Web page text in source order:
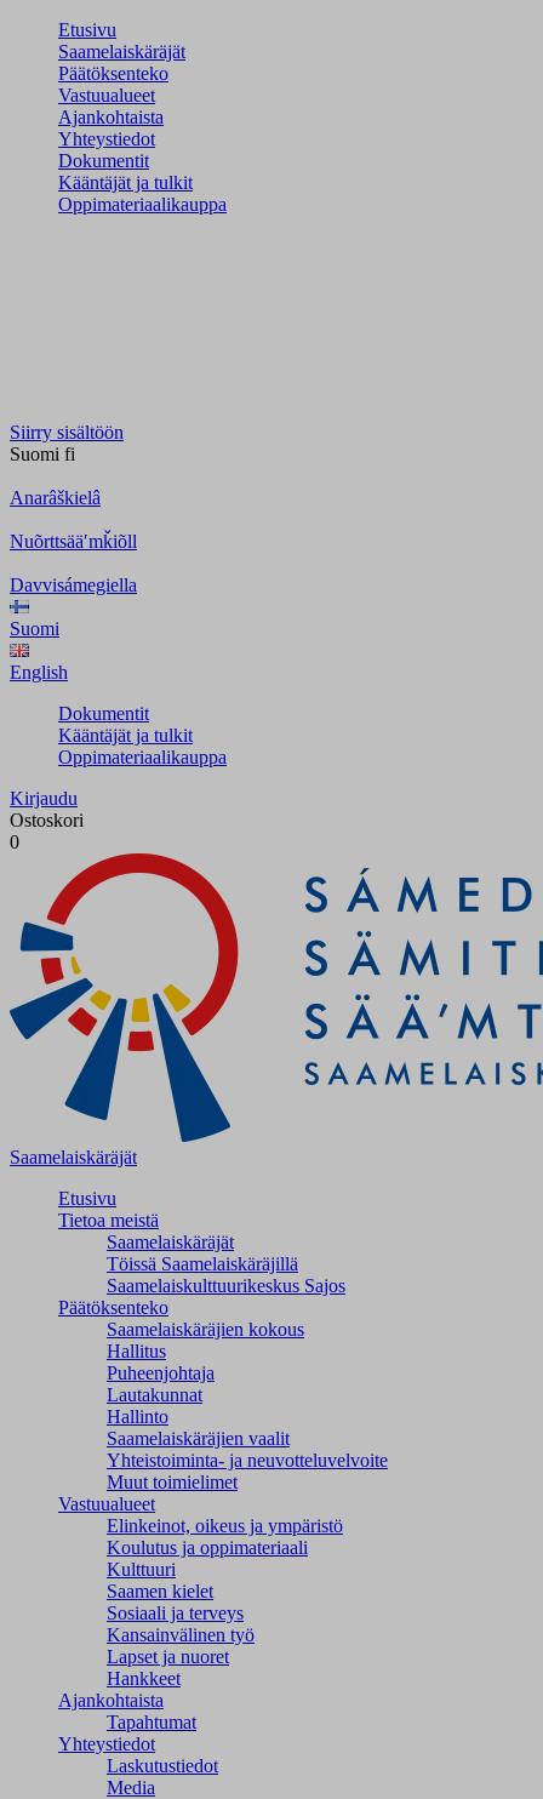
Etusivu
Saamelaiskäräjät
Päätöksenteko
Vastuualueet
Ajankohtaista
Yhteystiedot
Dokumentit
Kääntäjät ja tulkit
Oppimateriaalikauppa
Siirry sisältöön
Suomi fi
Anarâškielâ
Nuõrttsääʹmǩiõll
Davvisámegiella
Suomi
English
Dokumentit
Kääntäjät ja tulkit
Oppimateriaalikauppa
Kirjaudu
Ostoskori
0
Saamelaiskäräjät
Etusivu
Tietoa meistä
Saamelaiskäräjät
Töissä Saamelaiskäräjillä
Saamelaiskulttuuri­keskus Sajos
Päätöksenteko
Saamelaiskäräjien kokous
Hallitus
Puheenjohtaja
Lautakunnat
Hallinto
Saamelaiskäräjien vaalit
Yhteistoiminta- ja neuvotteluvelvoite
Muut toimielimet
Vastuualueet
Elinkeinot, oikeus ja ympäristö
Koulutus ja oppimateriaali
Kulttuuri
Saamen kielet
Sosiaali ja terveys
Kansainvälinen työ
Lapset ja nuoret
Hankkeet
Ajankohtaista
Tapahtumat
Yhteystiedot
Laskutustiedot
Media